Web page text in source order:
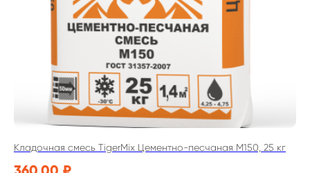
Кладочная смесь TigerMix Цементно-песчаная M150, 25 кг